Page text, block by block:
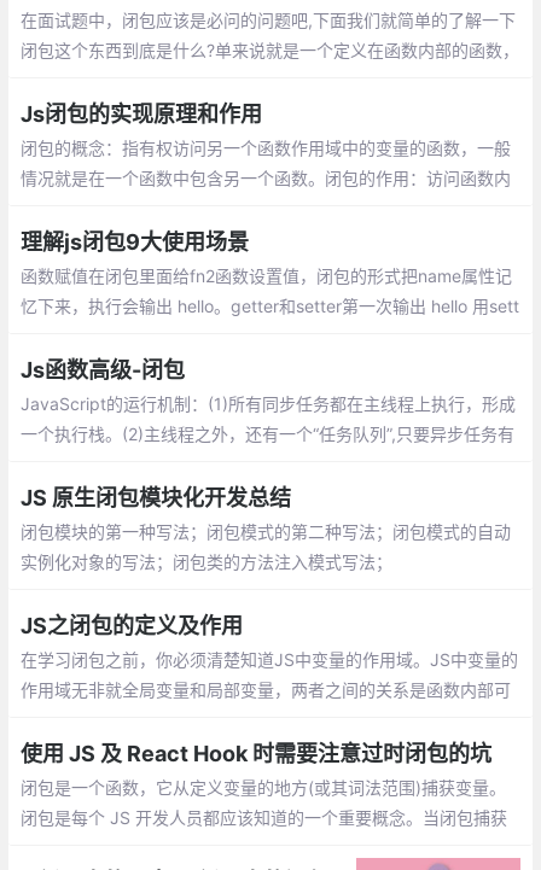
在面试题中，闭包应该是必问的问题吧,下面我们就简单的了解一下
闭包这个东西到底是什么?单来说就是一个定义在函数内部的函数，
Js闭包的实现原理和作用
闭包的概念：指有权访问另一个函数作用域中的变量的函数，一般
情况就是在一个函数中包含另一个函数。闭包的作用：访问函数内
理解js闭包9大使用场景
函数赋值在闭包里面给fn2函数设置值，闭包的形式把name属性记
忆下来，执行会输出 hello。getter和setter第一次输出 hello 用sett
Js函数高级-闭包
JavaScript的运行机制：(1)所有同步任务都在主线程上执行，形成
一个执行栈。(2)主线程之外，还有一个“任务队列”,只要异步任务有
JS 原生闭包模块化开发总结
闭包模块的第一种写法；闭包模式的第二种写法；闭包模式的自动
实例化对象的写法；闭包类的方法注入模式写法；
JS之闭包的定义及作用
在学习闭包之前，你必须清楚知道JS中变量的作用域。JS中变量的
作用域无非就全局变量和局部变量，两者之间的关系是函数内部可
量的
使用 JS 及 React Hook 时需要注意过时闭包的坑
闭包是一个函数，它从定义变量的地方(或其词法范围)捕获变量。
闭包是每个 JS 开发人员都应该知道的一个重要概念。当闭包捕获